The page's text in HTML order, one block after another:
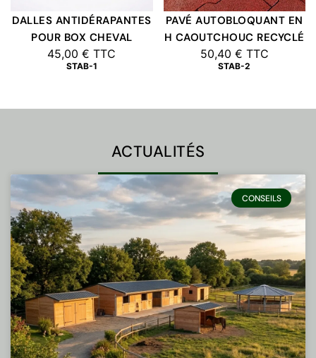
DALLES ANTIDÉRAPANTES
POUR BOX CHEVAL
45,00€ TTC
STAB-1
PAVÉ AUTOBLOQUANT EN
H CAOUTCHOUC RECYCLÉ
50,40 € TTC
STAB-2
ACTUALITÉS
CONSEILS